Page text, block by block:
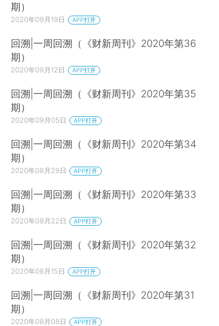
期）
2020年09月19日 APP打开
回溯|一周回溯（《财新周刊》2020年第36
期）
2020年09月12日 APP打开
回溯|一周回溯（《财新周刊》2020年第35
期）
2020年09月05日 APP打开
回溯|一周回溯（《财新周刊》2020年第34
期）
2020年08月29日 APP打开
回溯|一周回溯（《财新周刊》2020年第33
期）
2020年08月22日 APP打开
回溯|一周回溯（《财新周刊》2020年第32
期）
2020年08月15日 APP打开
回溯|一周回溯（《财新周刊》2020年第31
期）
2020年08月08日 APP打开